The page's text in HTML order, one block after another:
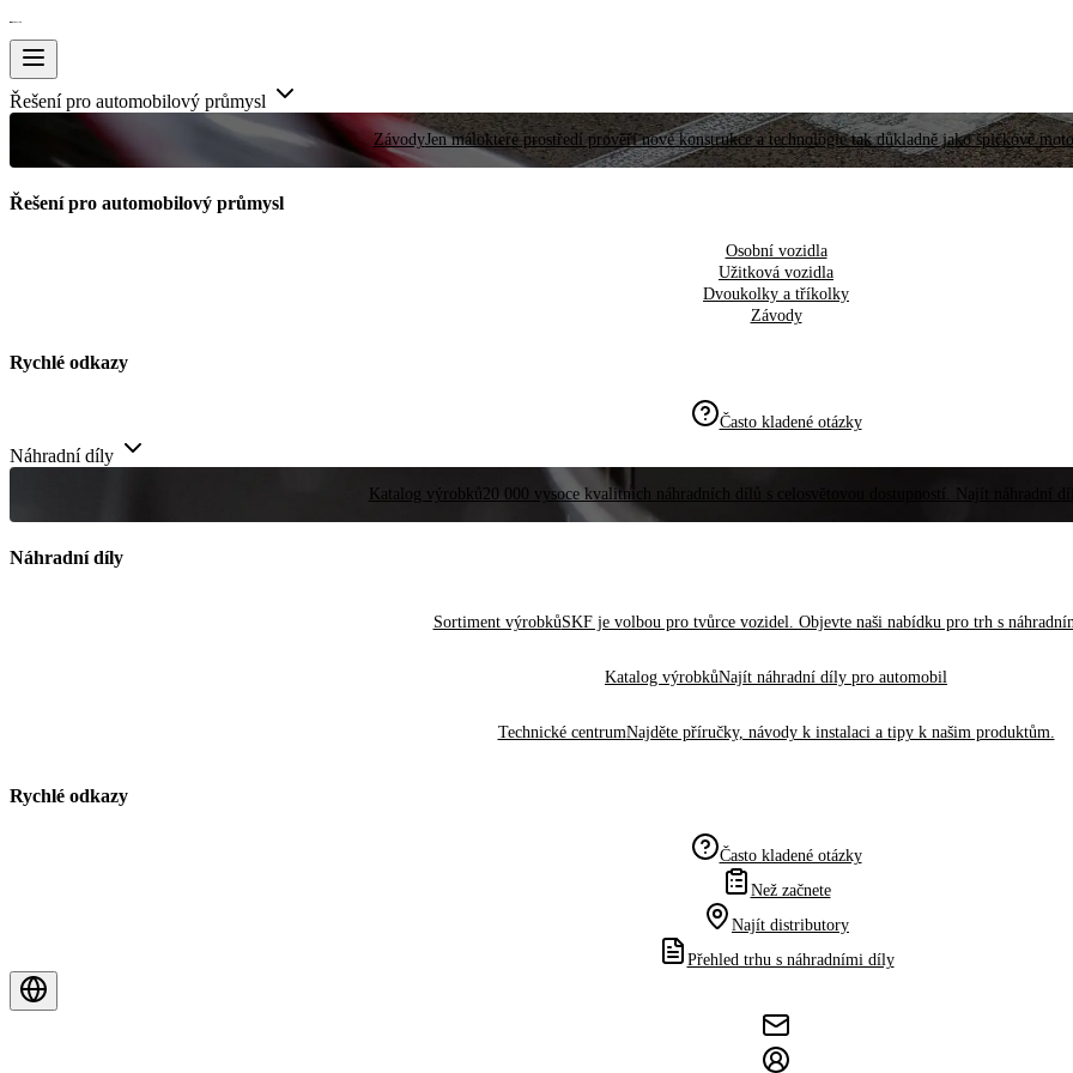
Řešení pro automobilový průmysl
ZávodyJen málokteré prostředí prověří nové konstrukce a technologie tak důkladně jako špičkové
Řešení pro automobilový průmysl
Osobní vozidla
Užitková vozidla
Dvoukolky a tříkolky
Závody
Rychlé odkazy
Často kladené otázky
Náhradní díly
Katalog výrobků20 000 vysoce kvalitních náhradních dílů s celosvětovou dostupností. Najít náhradní
Náhradní díly
Sortiment výrobkůSKF je volbou pro tvůrce vozidel. Objevte naši nabídku pro trh s
Katalog výrobkůNajít náhradní díly pro automobil
Technické centrumNajděte příručky, návody k instalaci a tipy k našim produktům.
Rychlé odkazy
Často kladené otázky
Než začnete
Najít distributory
Přehled trhu s náhradními díly